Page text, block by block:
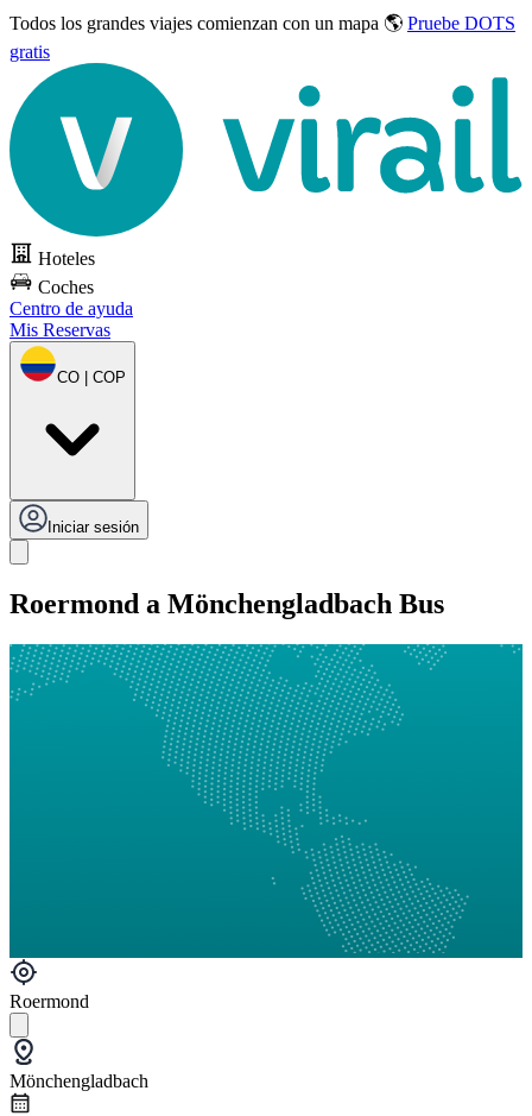
Todos los grandes viajes comienzan con un mapa 🌎 Pruebe DOTS
gratis
Hoteles
Coches
Centro de ayuda
Mis Reservas
CO | COP
Iniciar sesión
Roermond a Mönchengladbach Bus
Roermond
Mönchengladbach